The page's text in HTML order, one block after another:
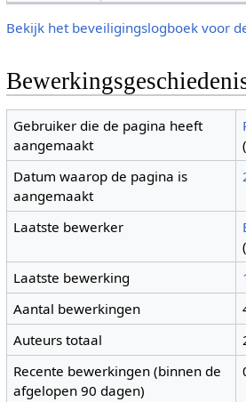
Bekijk het beveiligingslogboek voor
Gebruiker die de pagina heeft
aangemaakt
Datum waarop de pagina is
aangemaakt
Laatste bewerker
Laatste bewerking
Aantal bewerkingen
Auteurs totaal
Recente bewerkingen (binnen de
afgelopen 90 dagen)